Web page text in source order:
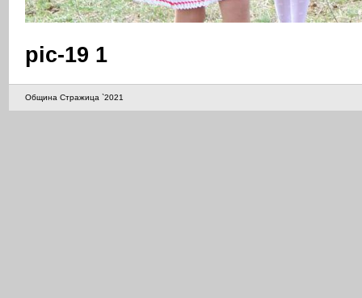
pic-19 1
Община Стражица `2021